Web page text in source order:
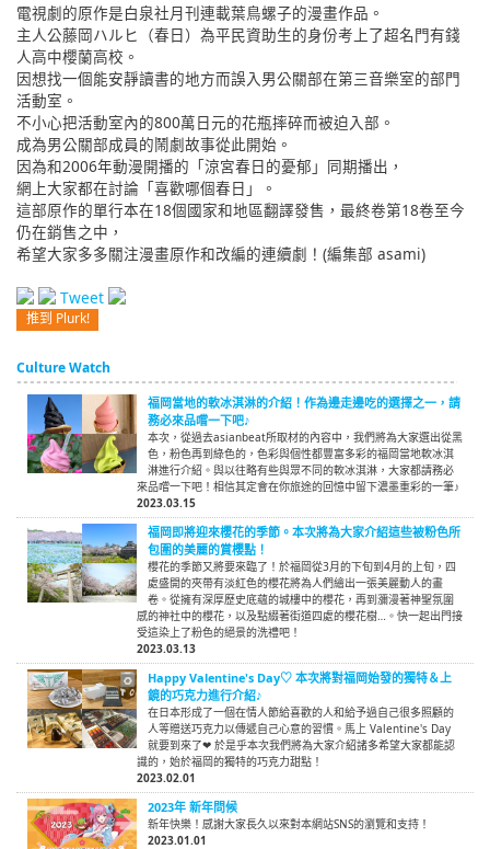
電視劇的原作是白泉社月刊連載葉鳥螺子的漫畫作品。
主人公藤岡ハルヒ（春日）為平民資助生的身份考上了超名門有錢
人高中櫻蘭高校。
因想找一個能安靜讀書的地方而誤入男公關部在第三音樂室的部門
活動室。
不小心把活動室內的800萬日元的花瓶摔碎而被迫入部。
成為男公關部成員的鬧劇故事從此開始。
因為和2006年動漫開播的「涼宮春日的憂郁」同期播出，
網上大家都在討論「喜歡哪個春日」。
這部原作的單行本在18個國家和地區翻譯發售，最終卷第18卷至今
仍在銷售之中，
希望大家多多關注漫畫原作和改編的連續劇！(編集部 asami)
Tweet
推到 Plurk!
Culture Watch
福岡當地的軟冰淇淋的介紹！作為邊走邊吃的選擇之一，請
務必來品嚐一下吧♪
本次，從過去asianbeat所取材的內容中，我們將為大家選出從黑
色，粉色再到綠色的，色彩與個性都豐富多彩的福岡當地軟冰淇
淋進行介紹。與以往略有些與眾不同的軟冰淇淋，大家都請務必
來品嚐一下吧！相信其定會在你旅途的回憶中留下濃墨重彩的一筆♪
2023.03.15
福岡即將迎來櫻花的季節。本次將為大家介紹這些被粉色所
包圍的美麗的賞櫻點！
櫻花的季節又將要來臨了！於福岡從3月的下旬到4月的上旬，四
處盛開的夾帶有淡紅色的櫻花將為人們繪出一張美麗動人的畫
卷。從擁有深厚歷史底蘊的城樓中的櫻花，再到瀰漫著神聖氛圍
感的神社中的櫻花，以及點綴著街道四處的櫻花樹…。快一起出門接
受這染上了粉色的絕景的洗禮吧！
2023.03.13
Happy Valentine's Day♡ 本次將對福岡始發的獨特＆上
鏡的巧克力進行介紹♪
在日本形成了一個在情人節給喜歡的人和給予過自己很多照顧的
人等贈送巧克力以傳遞自己心意的習慣。馬上 Valentine's Day
就要到來了❤ 於是乎本次我們將為大家介紹諸多希望大家都能認
識的，始於福岡的獨特的巧克力甜點！
2023.02.01
2023年 新年問候
新年快樂！感謝大家長久以來對本網站SNS的瀏覽和支持！
2023.01.01